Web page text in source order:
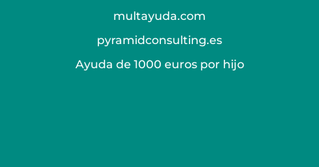
multayuda.com
pyramidconsulting.es
Ayuda de 1000 euros por hijo